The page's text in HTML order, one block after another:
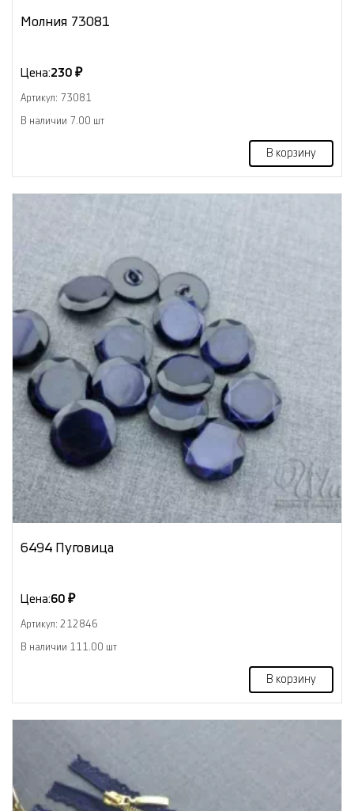
Молния 73081
Цена:230 ₽
Артикул: 73081
В наличии 7.00 шт
В корзину
6494 Пуговица
Цена:60 ₽
Артикул: 212846
В наличии 111.00 шт
В корзину